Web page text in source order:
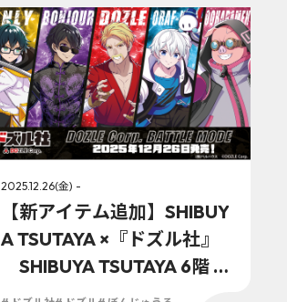
2025.12.26(金) -
【新アイテム追加】SHIBUY
A TSUTAYA ×『ドズル社』
SHIBUYA TSUTAYA 6階 I
P書店コラボ企画第3弾202